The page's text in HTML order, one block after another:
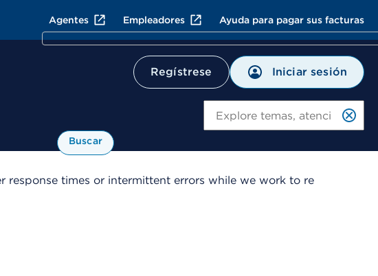
Agentes Empleadores Ayuda para pagar sus facturas
Regístrese Iniciar sesión
Buscar
response times or intermittent errors while we work to re